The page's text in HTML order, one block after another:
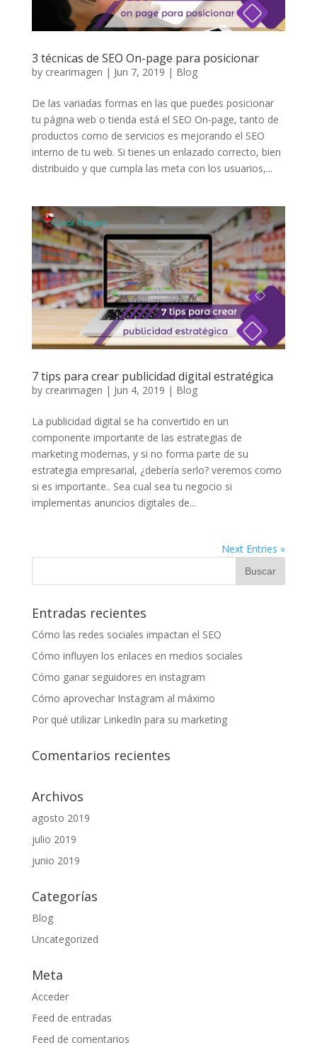
3 técnicas de SEO On-page para posicionar
by crearimagen | Jun 7, 2019 | Blog
De las variadas formas en las que puedes posicionar
tu página web o tienda está el SEO On-page, tanto de
productos como de servicios es mejorando el SEO
interno de tu web. Si tienes un enlazado correcto, bien
distribuido y que cumpla las meta con los usuarios,...
7 tips para crear publicidad digital estratégica
by crearimagen | Jun 4, 2019 | Blog
La publicidad digital se ha convertido en un
componente importante de las estrategias de
marketing modernas, y si no forma parte de su
estrategia empresarial, ¿debería serlo? veremos como
si es importante.. Sea cual sea tu negocio si
implementas anuncios digitales de...
Next Entries »
Entradas recientes
Cómo las redes sociales impactan el SEO
Cómo influyen los enlaces en medios sociales
Cómo ganar seguidores en instagram
Cómo aprovechar Instagram al máximo
Por qué utilizar LinkedIn para su marketing
Comentarios recientes
Archivos
agosto 2019
julio 2019
junio 2019
Categorías
Blog
Uncategorized
Meta
Acceder
Feed de entradas
Feed de comentarios